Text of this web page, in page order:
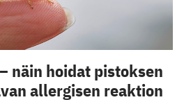
näin hoidat pistoksen
allergisen reaktion